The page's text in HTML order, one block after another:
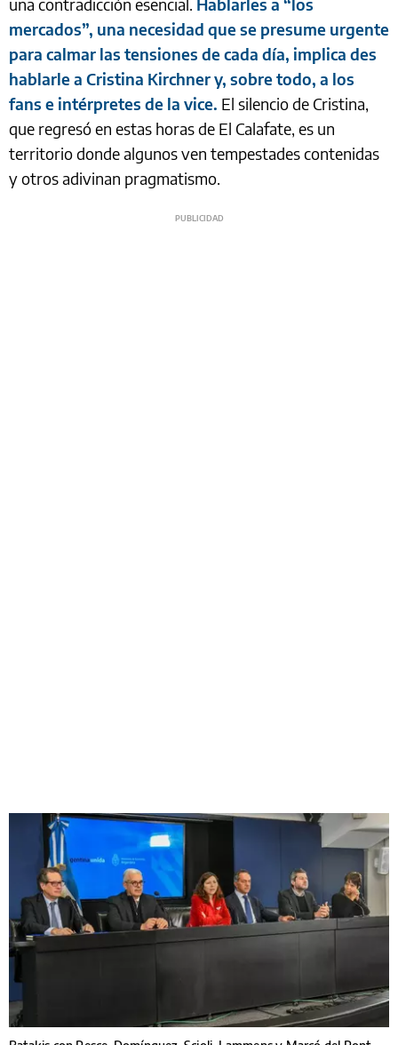
una contradicción esencial. Hablarles a “los
mercados”, una necesidad que se presume urgente
para calmar las tensiones de cada día, implica des
hablarle a Cristina Kirchner y, sobre todo, a los
fans e intérpretes de la vice. El silencio de Cristina,
que regresó en estas horas de El Calafate, es un
territorio donde algunos ven tempestades contenidas
y otros adivinan pragmatismo.